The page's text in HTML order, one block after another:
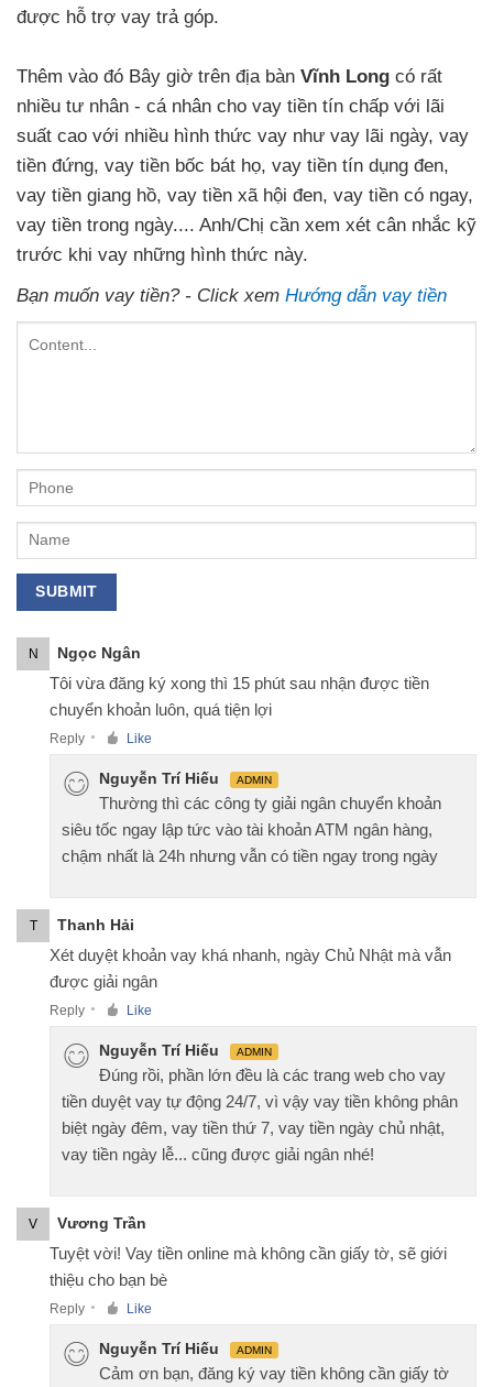
được hỗ trợ vay trả góp.
Thêm vào đó Bây giờ trên địa bàn Vĩnh Long có rất
nhiều tư nhân - cá nhân cho vay tiền tín chấp với lãi
suất cao với nhiều hình thức vay như vay lãi ngày, vay
tiền đứng, vay tiền bốc bát họ, vay tiền tín dụng đen,
vay tiền giang hồ, vay tiền xã hội đen, vay tiền có ngay,
vay tiền trong ngày.... Anh/Chị cần xem xét cân nhắc kỹ
trước khi vay những hình thức này.
Bạn muốn vay tiền? - Click xem Hướng dẫn vay tiền
N Ngọc Ngân
Tôi vừa đăng ký xong thì 15 phút sau nhận được tiền
chuyển khoản luôn, quá tiện lợi
Reply ● Like
Nguyễn Trí Hiếu ADMIN
Thường thì các công ty giải ngân chuyển khoản
siêu tốc ngay lập tức vào tài khoản ATM ngân hàng,
chậm nhất là 24h nhưng vẫn có tiền ngay trong ngày
T Thanh Hải
Xét duyệt khoản vay khá nhanh, ngày Chủ Nhật mà vẫn
được giải ngân
Reply ● Like
Nguyễn Trí Hiếu ADMIN
Đúng rồi, phần lớn đều là các trang web cho vay
tiền duyệt vay tự động 24/7, vì vậy vay tiền không phân
biệt ngày đêm, vay tiền thứ 7, vay tiền ngày chủ nhật,
vay tiền ngày lễ... cũng được giải ngân nhé!
V Vương Trần
Tuyệt vời! Vay tiền online mà không cần giấy tờ, sẽ giới
thiệu cho bạn bè
Reply ● Like
Nguyễn Trí Hiếu ADMIN
Cảm ơn bạn, đăng ký vay tiền không cần giấy tờ